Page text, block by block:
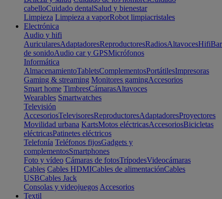
cabelloCuidado dentalSalud y bienestar
Limpieza Limpieza a vaporRobot limpiacristales
Electrónica
Audio y hifi
AuricularesAdaptadoresReproductoresRadiosAltavocesHifi
de sonidoAudio car y GPSMicrófonos
Informática
AlmacenamientoTabletsComplementosPortátilesImpresoras
Gaming & streaming Monitores gamingAccesorios
Smart home TimbresCámarasAltavoces
Wearables Smartwatches
Televisión
AccesoriosTelevisoresReproductoresAdaptadoresProyectores
Movilidad urbana KartsMotos eléctricasAccesoriosBicicletas
eléctricasPatinetes eléctricos
Telefonía Teléfonos fijosGadgets y
complementosSmartphones
Foto y vídeo Cámaras de fotosTrípodesVideocámaras
Cables Cables HDMICables de alimentaciónCables
USBCables Jack
Consolas y videojuegos Accesorios
Textil